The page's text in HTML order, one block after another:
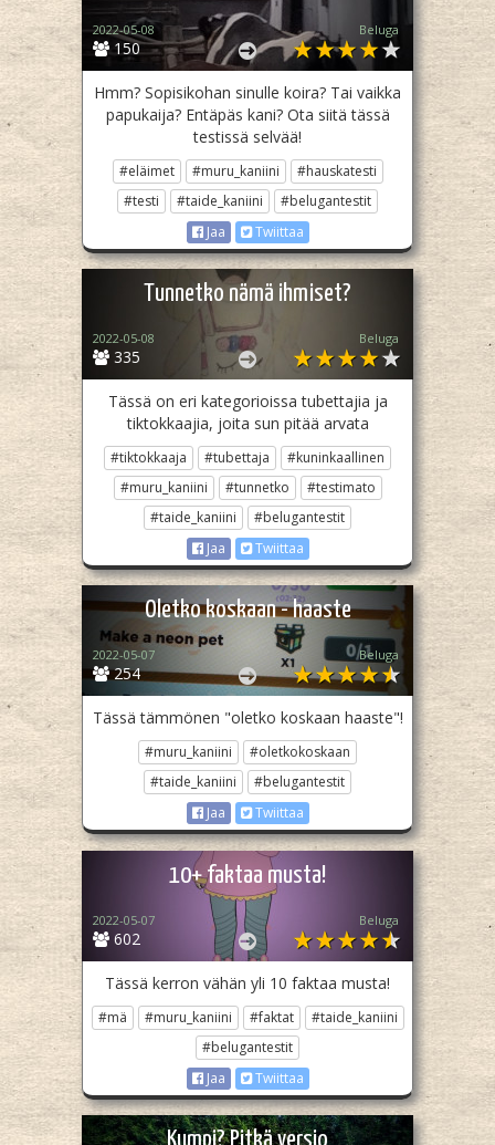
150
2022-05-08 Beluga
Hmm? Sopisikohan sinulle koira? Tai vaikka
papukaija? Entäpäs kani? Ota siitä tässä
testissä selvää!
#eläimet #muru_kaniini
#hauskatesti
#testi
#taide_kaniini
#belugantestit
Jaa
Twiittaa
Tunnetko nämä ihmiset?
335
2022-05-08 Beluga
Tässä on eri kategorioissa tubettajia ja
tiktokkaajia, joita sun pitää arvata
#tiktokkaaja #tubettaja
#kuninkaallinen
#muru_kaniini
#tunnetko
#testimato
#taide_kaniini
#belugantestit
Jaa
Twiittaa
Oletko koskaan - haaste
254
2022-05-07 Beluga
Tässä tämmönen "oletko koskaan haaste"!
#muru_kaniini
#oletkokoskaan
#taide_kaniini
#belugantestit
Jaa
Twiittaa
10+ faktaa musta!
602
2022-05-07 Beluga
Tässä kerron vähän yli 10 faktaa musta!
#mä #muru_kaniini #faktat
#taide_kaniini
#belugantestit
Jaa
Twiittaa